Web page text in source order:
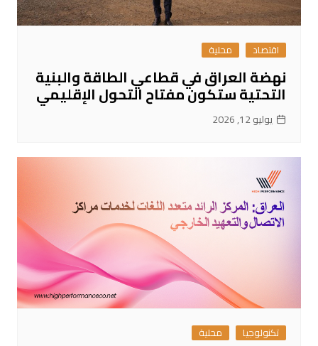
اقتصاد محلية
نهضة العراق في قطاعي الطاقة والبنية
التحتية ستكون مفتاح التحول الإقليمي
يوليو 12, 2026
تكنولوجيا محلية